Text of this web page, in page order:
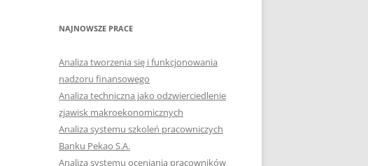
KSIĄŻKI, KTÓRE POMOGĄ CI
NAPISAĆ PRACĘ DYPLOMOWĄ
JAK PRZYGOTOWAĆ SIĘ DO
USTNEGO EGZAMINU
DYPLOMOWEGO?
NAJNOWSZE PRACE
Analiza tworzenia się i funkcjonowania
nadzoru finansowego
Analiza techniczna jako odzwierciedlenie
zjawisk makroekonomicznych
Analiza systemu szkoleń pracowniczych
Banku Pekao S.A.
Analiza systemu oceniania pracowników